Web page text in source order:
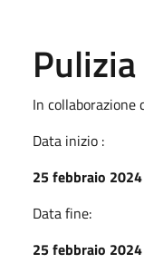
In collaborazione
Data inizio :
25 febbraio 2024
Data fine:
25 febbraio 2024